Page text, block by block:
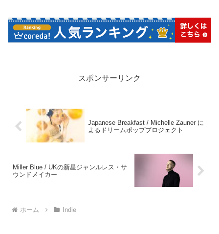
スポンサーリンク
Japanese Breakfast / Michelle Zauner に
よるドリームポッププロジェクト
Miller Blue / UKの新星ジャンルレス・サ
ウンドメイカー
ホーム Indie